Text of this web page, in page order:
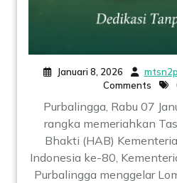
Januari 8, 2026
Comments
Purbalingga, Rabu 07
rangka memeriahkan
Bhakti (HAB)
Indonesia ke-80,
Purbalingga menggelar